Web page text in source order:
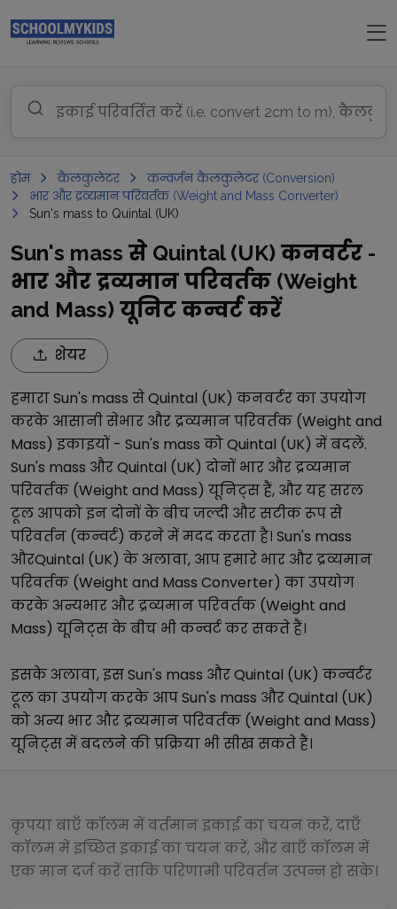
होम कैलकुलेटर
कन्वर्जन कैलकुलेटर (Conversion)
भार और द्रव्यमान परिवर्तक (Weight and Mass Converter)
Sun's mass to Quintal (UK)
Sun's mass से Quintal (UK) कनवर्टर -
भार और द्रव्यमान परिवर्तक (Weight
and Mass) यूनिट कन्वर्ट करें
शेयर
हमाराSun's mass सेQuintal (UK) कनवर्टर का उपयोग
करके आसानी सेभार और द्रव्यमान परिवर्तक (Weight and
Mass) इकाइयों - Sun's mass कोQuintal (UK) में बदलें.
Sun's mass औरQuintal (UK) दोनों भार और द्रव्यमान
परिवर्तक (Weight and Mass) यूनिट्स हैं, और यह सरल
टूल आपको इन दोनों के बीच जल्दी और सटीक रूप से
परिवर्तन (कन्वर्ट) करने में मदद करता है। Sun's mass
औरQuintal (UK) के अलावा, आप हमारे भार और द्रव्यमान
परिवर्तक (Weight and Mass Converter) का उपयोग
करके अन्यभार और द्रव्यमान परिवर्तक (Weight and
Mass) यूनिट्स के बीच भी कन्वर्ट कर सकते हैं।
इसके अलावा, इसSun's mass औरQuintal (UK) कन्वर्टर
टूल का उपयोग करके आपSun's mass औरQuintal (UK)
को अन्य भार और द्रव्यमान परिवर्तक (Weight and Mass)
यूनिट्स में बदलने की प्रक्रिया भी सीख सकते हैं।
कृपया बाएँ कॉलम में वर्तमान इकाई का चयन करें, दाएँ
कॉलम में इच्छित इकाई का चयन करें, और बाएँ कॉलम में
एक मान दर्ज करें ताकि परिणामी परिवर्तन उत्पन्न हो सके।